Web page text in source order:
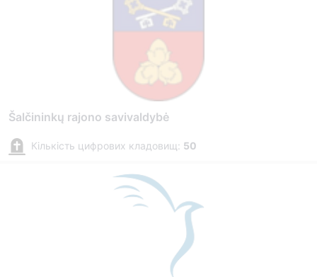
Šalčininkų rajono savivaldybė
Кількість цифрових кладовищ: 50